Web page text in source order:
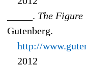
_____. The Figure
Gutenberg.
http://
2012